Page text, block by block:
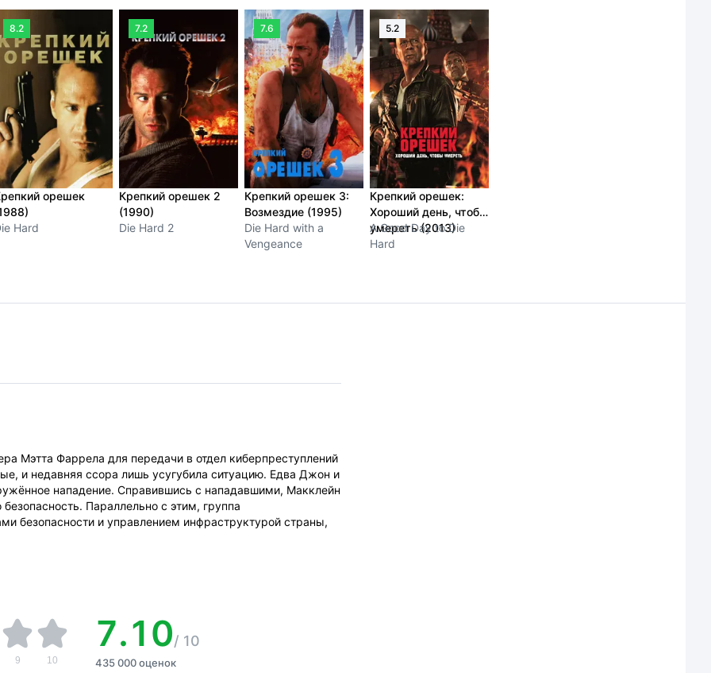
8.2
орешек
Hard
7.2
Крепкий орешек 2
(1990)
Die Hard 2
7.6
Крепкий орешек 3:
Возмездие (1995)
Die Hard with a
Vengeance
5.2
Крепкий орешек:
Хороший день, чтобы
умереть (2013)
A Good Day to Die
Hard
Мэтта Фаррела для передачи в отдел киберпреступлений
и недавняя ссора лишь усугубила ситуацию. Едва Джон и
нападение. Справившись с нападавшими, Макклейн
Параллельно с этим, группа
безопасности и управлением инфраструктурой страны,
9 10
7.10/ 10
435 000 оценок